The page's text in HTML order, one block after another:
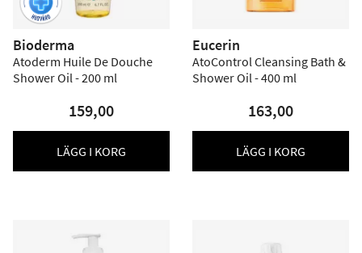
Bioderma
Atoderm Huile De Douche
Shower Oil - 200 ml
159,00
LÄGG I KORG
Eucerin
AtoControl Cleansing Bath &
Shower Oil - 400 ml
163,00
LÄGG I KORG